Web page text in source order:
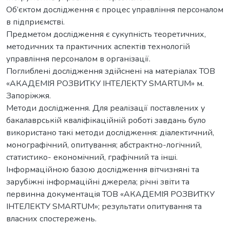
Об’єктом дослідження є процес управління персоналом
в підприємстві.
Предметом дослідження є сукупність теоретичних,
методичних та практичних аспектів технологій
управління персоналом в організації.
Поглиблені дослідження здійснені на матеріалах ТОВ
«АКАДЕМІЯ РОЗВИТКУ ІНТЕЛЕКТУ SMARTUM» м.
Запоріжжя.
Методи дослідження. Для реалізації поставлених у
бакалаврській кваліфікаційній роботі завдань було
використано такі методи дослідження: діалектичний,
монографічний, опитування; абстрактно-логічний,
статистико- економічний, графічний та інші.
Інформаційною базою дослідження вітчизняні та
зарубіжні інформаційні джерела; річні звіти та
первинна документація ТОВ «АКАДЕМІЯ РОЗВИТКУ
ІНТЕЛЕКТУ SMARTUM»; результати опитування та
власних спостережень.